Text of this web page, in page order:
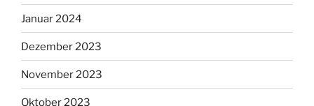
Januar 2024
Dezember 2023
November 2023
Oktober 2023